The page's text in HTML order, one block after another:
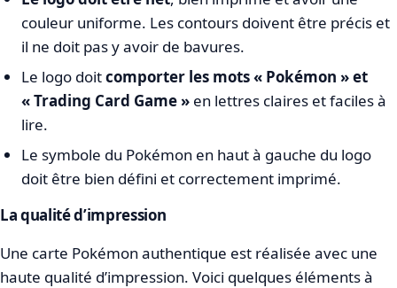
couleur uniforme. Les contours doivent être précis et
il ne doit pas y avoir de bavures.
Le logo doitcomporter les mots « Pokémon » et
« Trading Card Game »en lettres claires et faciles à
lire.
Le symbole du Pokémon en haut à gauche du logo
doit être bien défini et correctement imprimé.
La qualité d’impression
Une carte Pokémon authentique est réalisée avec une
haute qualité d’impression. Voici quelques éléments à